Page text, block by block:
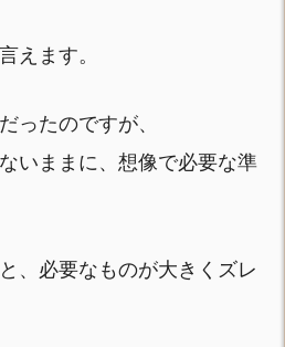
えます。
ったのですが、
いままに、想像で必要な準
、必要なものが大きくズレ